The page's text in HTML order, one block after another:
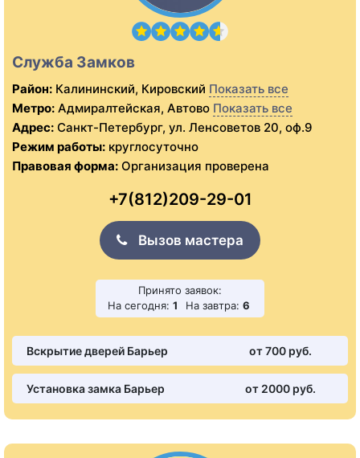
Служба Замков
Район: Калининский, Кировский Показать все
Метро: Адмиралтейская, Автово Показать все
Адрес: Санкт-Петербург, ул. Ленсоветов 20, оф.9
Режим работы: круглосуточно
Правовая форма: Организация проверена
+7(812)209-29-01
Вызов мастера
Принято заявок:
На сегодня: 1 На завтра: 6
Вскрытие дверей Барьер от 700 pуб.
Установка замка Барьер от 2000 pуб.